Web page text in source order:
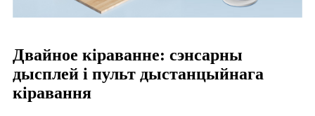
Двайное кіраванне: сэнсарны
дысплей і пульт дыстанцыйнага
кіравання